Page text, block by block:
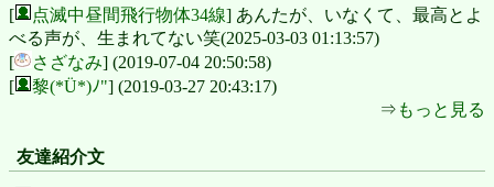
[ 点滅中昼間飛行物体34線] あんたが、いなくて、最高とよ
べる声が、生まれてない笑(2025-03-03 01:13:57)
[
さざなみ] (2019-07-04 20:50:58)
[
黎(*Ü*)ﾉ"] (2019-03-27 20:43:17)
⇒ もっと見る
友達紹介文